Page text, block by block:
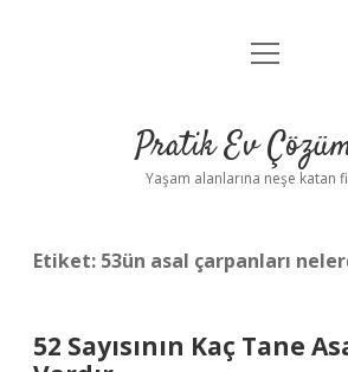
Anasayfa
Yasal Uyarı
menüyü
Pratik Ev
Yaşam alanlarına neşe katan
Etiket: 53ün asal çarpanları
52 Sayısının Kaç Tane